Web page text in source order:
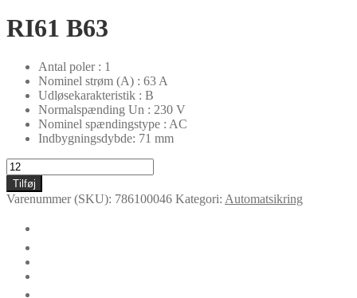
RI61 B63
Antal poler : 1
Nominel strøm (A) : 63 A
Udløsekarakteristik : B
Normalspænding Un : 230 V
Nominel spændingstype : AC
Indbygningsdybde: 71 mm
RI61
B63
antal
Tilføj
Varenummer (SKU): 786100046 Kategori: Automatsikring